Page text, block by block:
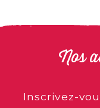
Nos
Inscrivez-